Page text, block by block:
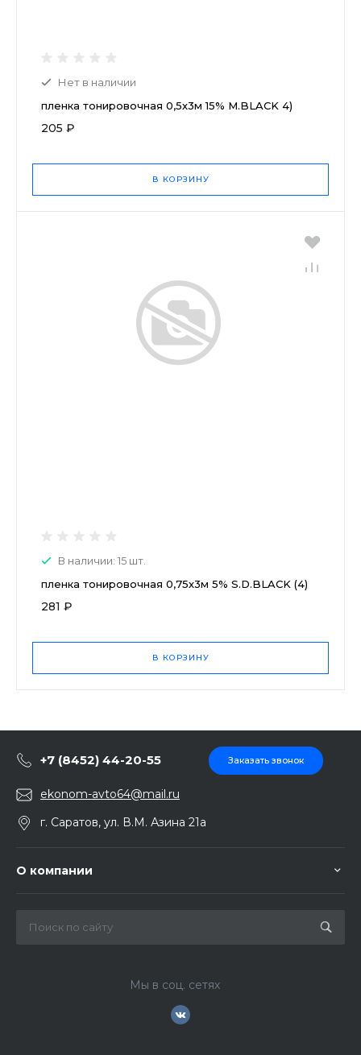
Нет в наличии
пленка тонировочная 0,5х3м 15% M.BLACK 4)
205 ₽
В КОРЗИНУ
В наличии: 15 шт.
пленка тонировочная 0,75х3м 5% S.D.BLACK (4)
281 ₽
В КОРЗИНУ
+7 (8452) 44-20-55 Заказать звонок
ekonom-avto64@mail.ru
г. Саратов, ул. В.М. Азина 21а
О компании
Мы в соц. сетях